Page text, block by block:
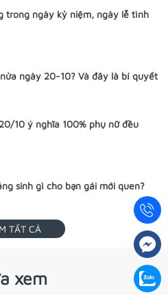
trong ngày kỷ niệm, ngày lễ tình
ngày 20-10? Và đây là bí quyết
10 ý nghĩa 100% phụ nữ đều
sinh gì cho bạn gái mới quen?
TẤT CẢ
xem